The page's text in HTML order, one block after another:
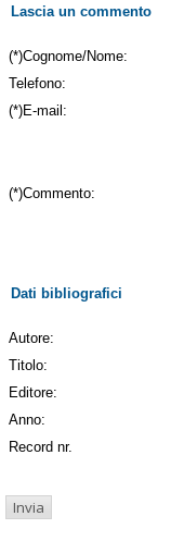
Lascia un commento
(*)Cognome/Nome:
Telefono:
(*)E-mail:
(*)Commento:
Dati bibliografici
Autore:
Titolo:
Editore:
Anno:
Record nr.